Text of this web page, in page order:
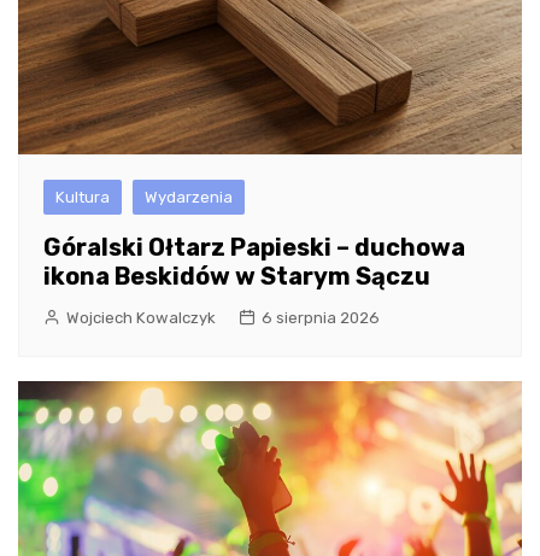
Kultura Wydarzenia
Góralski Ołtarz Papieski – duchowa
ikona Beskidów w Starym Sączu
Wojciech Kowalczyk 6 sierpnia 2026